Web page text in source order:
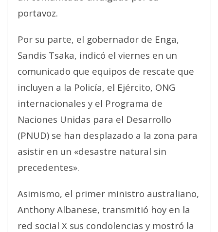
portavoz.
Por su parte, el gobernador de Enga,
Sandis Tsaka, indicó el viernes en un
comunicado que equipos de rescate que
incluyen a la Policía, el Ejército, ONG
internacionales y el Programa de
Naciones Unidas para el Desarrollo
(PNUD) se han desplazado a la zona para
asistir en un «desastre natural sin
precedentes».
Asimismo, el primer ministro australiano,
Anthony Albanese, transmitió hoy en la
red social X sus condolencias y mostró la